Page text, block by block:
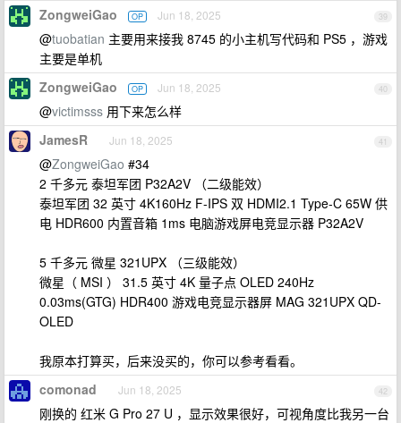
39
ZongweiGao OP Jun 18, 2025
@tuobatian 主要用来接我 8745 的小主机写代码和 PS5 ，游戏
主要是单机
40
ZongweiGao OP Jun 18, 2025
@victimsss 用下来怎么样
41
JamesR Jun 18, 2025
@ZongweiGao #34
2 千多元 泰坦军团 P32A2V （二级能效）
泰坦军团 32 英寸 4K160Hz F-IPS 双 HDMI2.1 Type-C 65W 供
电 HDR600 内置音箱 1ms 电脑游戏屏电竞显示器 P32A2V
5 千多元 微星 321UPX （三级能效）
微星（ MSI ） 31.5 英寸 4K 量子点 OLED 240Hz
0.03ms(GTG) HDR400 游戏电竞显示器屏 MAG 321UPX QD-
OLED
我原本打算买，后来没买的，你可以参考看看。
42
comonad Jun 18, 2025
刚换的 红米 G Pro 27 U ，显示效果很好，可视角度比我另一台